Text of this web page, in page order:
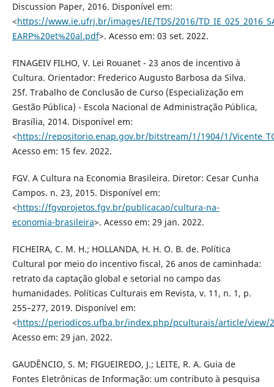
Discussion Paper, 2016. Disponível em:
<https://www.ie.ufrj.br/images/IE/TDS/2016/
EARP%20et%20al.pdf>. Acesso em: 03 set. 2022.
FINAGEIV FILHO, V. Lei Rouanet - 23 anos de incentivo à
Cultura. Orientador: Frederico Augusto Barbosa da Silva.
25f. Trabalho de Conclusão de Curso (Especialização em
Gestão Pública) - Escola Nacional de Administração Pública,
Brasília, 2014. Disponível em:
<https://repositorio.enap.gov.br/bitstream/1/1904/1/
Acesso em: 15 fev. 2022.
FGV. A Cultura na Economia Brasileira. Diretor: Cesar Cunha
Campos. n. 23, 2015. Disponível em:
<https://fgvprojetos.fgv.br/publicacao/cultura-na-
economia-brasileira>. Acesso em: 29 jan. 2022.
FICHEIRA, C. M. H.; HOLLANDA, H. H. O. B. de. Política
Cultural por meio do incentivo fiscal, 26 anos de caminhada:
retrato da captação global e setorial no campo das
humanidades. Políticas Culturais em Revista, v. 11, n. 1, p.
255–277, 2019. Disponível em:
<https://periodicos.ufba.br/index.php/pculturais/article/view/
Acesso em: 29 jan. 2022.
GAUDÊNCIO, S. M; FIGUEIREDO, J.; LEITE, R. A. Guia de
Fontes Eletrônicas de Informação: um contributo à pesquisa